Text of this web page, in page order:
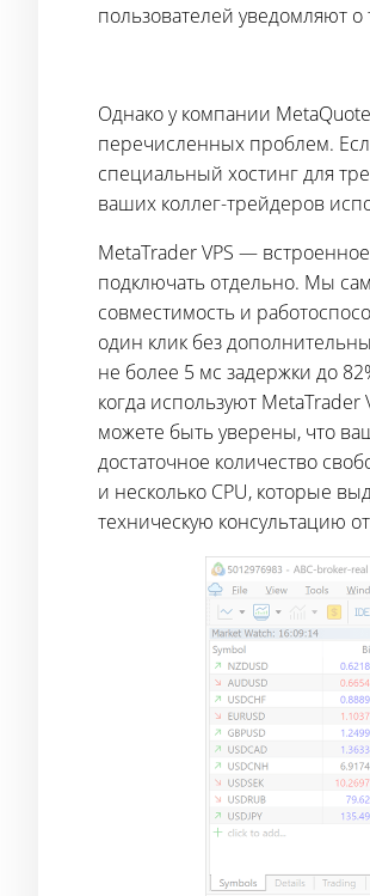
пользователей уведомляют
Однако у компании
перечисленных проблем.
специальный хостинг для
ваших коллег-трейдеров
MetaTrader VPS —
подключать отдельно. Мы
совместимость и
один клик без
не более 5 мс задержки до
когда используют
можете быть уверены, что
достаточное количество
и несколько CPU, которые
техническую консультацию